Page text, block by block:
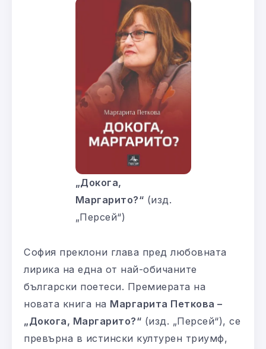
„Докога,
Маргарито?“ (изд.
„Персей“)
София преклони глава пред любовната
лирика на една от най-обичаните
български поетеси. Премиерата на
новата книга на Маргарита Петкова –
„Докога, Маргарито?“ (изд. „Персей“), се
превърна в истински културен триумф,